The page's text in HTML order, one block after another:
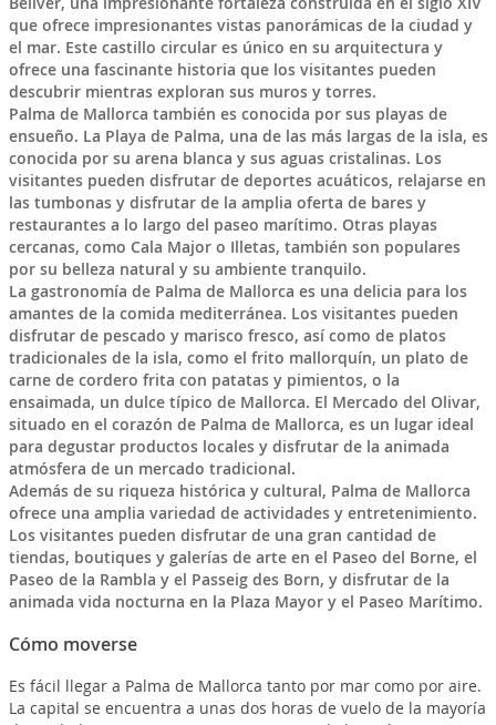
que ofrece impresionantes vistas panorámicas de la ciudad y
el mar. Este castillo circular es único en su arquitectura y
ofrece una fascinante historia que los visitantes pueden
descubrir mientras exploran sus muros y torres.
Palma de Mallorca también es conocida por sus playas de
ensueño. La Playa de Palma, una de las más largas de la isla, es
conocida por su arena blanca y sus aguas cristalinas. Los
visitantes pueden disfrutar de deportes acuáticos, relajarse en
las tumbonas y disfrutar de la amplia oferta de bares y
restaurantes a lo largo del paseo marítimo. Otras playas
cercanas, como Cala Major o Illetas, también son populares
por su belleza natural y su ambiente tranquilo.
La gastronomía de Palma de Mallorca es una delicia para los
amantes de la comida mediterránea. Los visitantes pueden
disfrutar de pescado y marisco fresco, así como de platos
tradicionales de la isla, como el frito mallorquín, un plato de
carne de cordero frita con patatas y pimientos, o la
ensaimada, un dulce típico de Mallorca. El Mercado del Olivar,
situado en el corazón de Palma de Mallorca, es un lugar ideal
para degustar productos locales y disfrutar de la animada
atmósfera de un mercado tradicional.
Además de su riqueza histórica y cultural, Palma de Mallorca
ofrece una amplia variedad de actividades y entretenimiento.
Los visitantes pueden disfrutar de una gran cantidad de
tiendas, boutiques y galerías de arte en el Paseo del Borne, el
Paseo de la Rambla y el Passeig des Born, y disfrutar de la
animada vida nocturna en la Plaza Mayor y el Paseo Marítimo.
Cómo moverse
Es fácil llegar a Palma de Mallorca tanto por mar como por aire.
La capital se encuentra a unas dos horas de vuelo de la mayoría